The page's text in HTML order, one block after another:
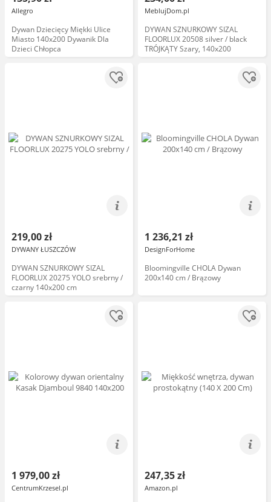
Allegro
Dywan Dziecięcy Miękki Ulice
Miasto 140x200 Dywanik Dla
Dzieci Chłopca
MeblujDom.pl
DYWAN SZNURKOWY SIZAL
FLOORLUX 20508 silver / black
TRÓJKĄTY Szary, 140x200
219,00 zł
DYWANY ŁUSZCZÓW
DYWAN SZNURKOWY SIZAL
FLOORLUX 20275 YOLO srebrny /
czarny 140x200 cm
1 236,21 zł
DesignForHome
Bloomingville CHOLA Dywan
200x140 cm / Brązowy
1 979,00 zł
CentrumKrzesel.pl
247,35 zł
Amazon.pl